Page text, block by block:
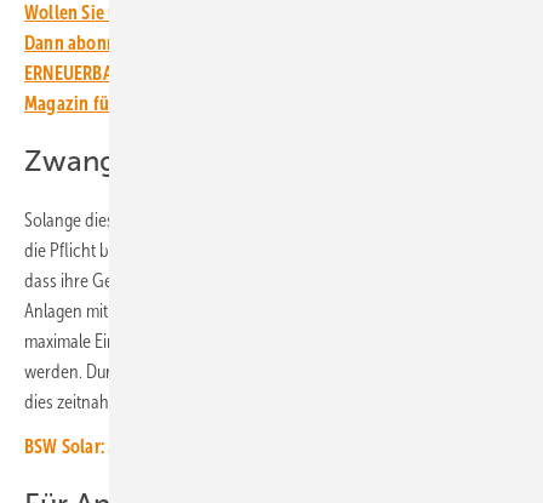
Wollen Sie über die Energiewende auf dem Laufenden bleiben?
Dann abonnieren Sie einfach den kostenlosen Newsletter von
ERNEUERBARE ENERGIEN – dem größten verbandsunabhängigen
Magazin für erneuerbare Energien in Deutschland!
Zwangsbegrenzung schnell beenden
Solange diese intelligenten Messsysteme nicht eingebaut sind, liegt
die Pflicht bei den Anlagenbetreibern. Diese müssen sicherstellen,
dass ihre Generatoren aus der Ferne steuerbar sind. Bei kleineren
Anlagen mit einer Leistung von bis zu 25 Kilowatt kann auch die
maximale Einspeiseleistung vorübergehend auf 60 Prozent begrenzt
werden. Durch die Beschleunigung des Smart-Meter-Ausbaus könne
dies zeitnah entfallen, betonen die Branchenvertreter von BSW-Solar.
BSW Solar: Mehr Sonnenstrom im Netz mit Speichern